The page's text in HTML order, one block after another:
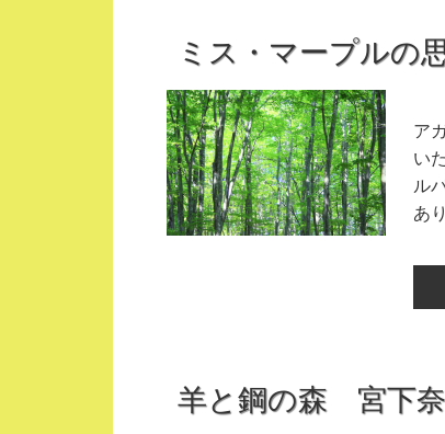
ミス・マープルの
ア
い
ル
あ
羊と鋼の森 宮下